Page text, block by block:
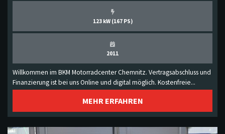
123 kW (167 PS)
2011
Willkommen im BKM Motorradcenter Chemnitz. Vertragsabschluss und
Finanzierung ist bei uns Online und digital möglich. Kostenfreie...
MEHR ERFAHREN